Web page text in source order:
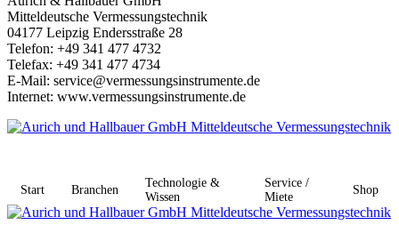
Mitteldeutsche Vermessungstechnik
04177 Leipzig Endersstraße 28
Telefon: +49 341 477 4732
Telefax: +49 341 477 4734
E-Mail: service@vermessungsinstrumente.de
Internet: www.vermessungsinstrumente.de
Start Branchen
Technologie &
Wissen
Service /
Miete
Shop